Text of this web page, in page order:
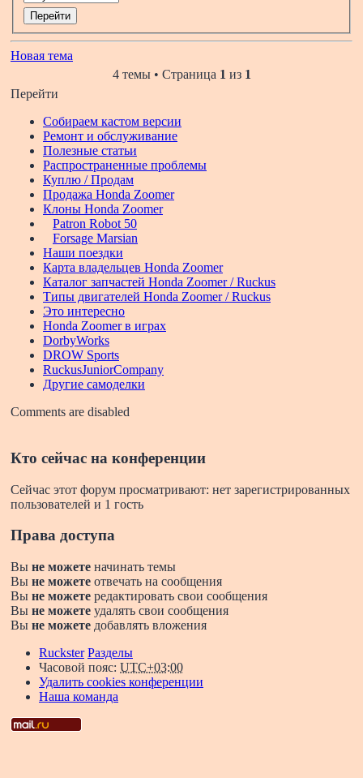
Новая тема
4 темы • Страница 1 из 1
Перейти
Собираем кастом версии
Ремонт и обслуживание
Полезные статьи
Распространенные проблемы
Куплю / Продам
Продажа Honda Zoomer
Клоны Honda Zoomer
Patron Robot 50
Forsage Marsian
Наши поездки
Карта владельцев Honda Zoomer
Каталог запчастей Honda Zoomer / Ruckus
Типы двигателей Honda Zoomer / Ruckus
Это интересно
Honda Zoomer в играх
DorbyWorks
DROW Sports
RuckusJuniorCompany
Другие самоделки
Comments are disabled
Кто сейчас на конференции
Сейчас этот форум просматривают: нет зарегистрированных
пользователей и 1 гость
Права доступа
Вы не можете начинать темы
Вы не можете отвечать на сообщения
Вы не можете редактировать свои сообщения
Вы не можете удалять свои сообщения
Вы не можете добавлять вложения
Ruckster Разделы
Часовой пояс: UTC+03:00
Удалить cookies конференции
Наша команда